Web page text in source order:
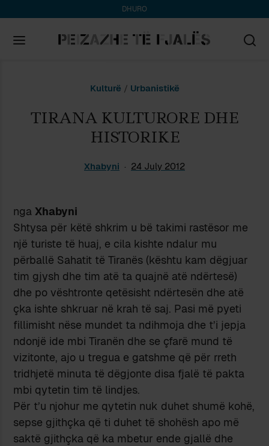
DHURO
Kulturë / Urbanistikë
TIRANA KULTURORE DHE
HISTORIKE
Xhabyni 24 July 2012
ngaXhabyni
Shtysa për këtë shkrim u bë takimi rastësor me
një turiste të huaj, e cila kishte ndalur mu
përballë Sahatit të Tiranës (kështu kam dëgjuar
tim gjysh dhe tim atë ta quajnë atë ndërtesë)
dhe po vështronte qetësisht ndërtesën dhe atë
çka ishte shkruar në krah të saj. Pasi më pyeti
fillimisht nëse mundet ta ndihmoja dhe t’i jepja
ndonjë ide mbi Tiranën dhe se çfarë mund të
vizitonte, ajo u tregua e gatshme që për rreth
tridhjetë minuta të dëgjonte disa fjalë të pakta
mbi qytetin tim të lindjes.
Për t’u njohur me qytetin nuk duhet shumë kohë,
sepse gjithçka që ti duhet të shohësh apo më
saktë gjithçka që ka mbetur ende gjallë dhe